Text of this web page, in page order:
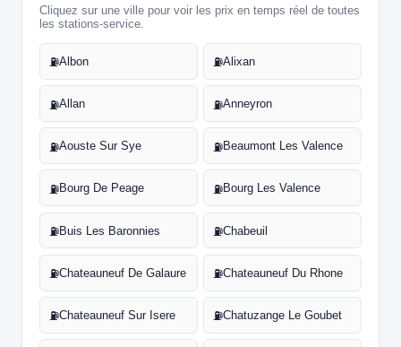
Cliquez sur une ville pour voir les prix en temps réel de toutes
les stations-service.
⛽Albon ⛽Alixan
⛽Allan ⛽Anneyron
⛽Aouste Sur Sye ⛽Beaumont Les Valence
⛽Bourg De Peage ⛽Bourg Les Valence
⛽Buis Les Baronnies ⛽Chabeuil
⛽Chateauneuf De Galaure ⛽Chateauneuf Du Rhone
⛽Chateauneuf Sur Isere ⛽Chatuzange Le Goubet